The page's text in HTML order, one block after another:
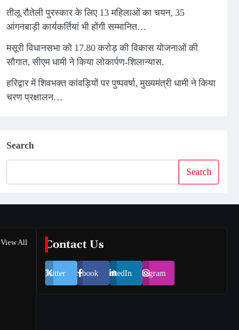
तीलू रौतेली पुरस्कार के लिए 13 महिलाओं का चयन, 35
आंगनबाड़ी कार्यकर्तियां भी होंगी सम्मानित…
मसूरी विधानसभा को 17.80 करोड़ की विकास योजनाओं की
सौगात, सीएम धामी ने किया लोकार्पण-शिलान्यास.
हरिद्वार में शिवभक्त कांवड़ियों पर पुष्पवर्षा, मुख्यमंत्री धामी ने किया
चरण प्रक्षालन…
Search
Search
View All Contact Us
Twitter Facebook LinkedIn Instagram